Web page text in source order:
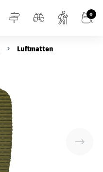
0
Luftmatten